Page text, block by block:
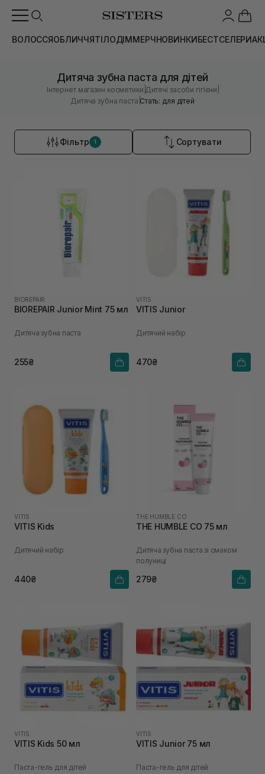
ВОЛОССЯОБЛИЧЧЯТІЛОДІММЕРЧНОВИНКИБЕСТСЕЛЕРИ
Дитяча зубна паста для дітей
Інтернет магазин косметики Дитячі засоби гігієни
Дитяча зубна паста |Стать: для дітей
Фільтр 1 Сортувати
BIOREPAIR
BIOREPAIR Junior Mint 75 мл
Дитяча зубна паста
255₴
VITIS
VITIS Junior
Дитячий набір
470₴
VITIS
VITIS Kids
Дитячий набір
440₴
THE HUMBLE CO
THE HUMBLE CO 75 мл
Дитяча зубна паста зі смаком
полуниці
279₴
VITIS
VITIS Kids 50 мл
Паста-гель для дітей
VITIS
VITIS Junior 75 мл
Паста-гель для дітей